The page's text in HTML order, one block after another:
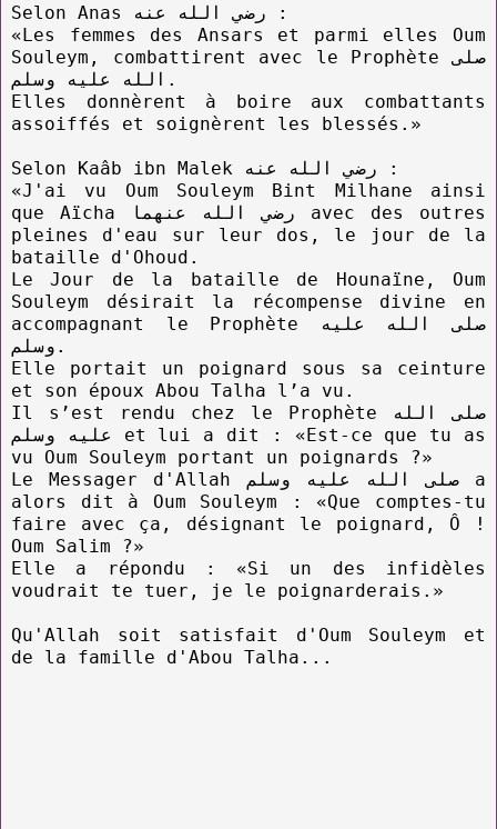
Selon Anas رضي الله عنه :
«Les femmes des Ansars et parmi elles Oum
Souleym, combattirent avec le Prophète صلى
الله عليه وسلم.
Elles donnèrent à boire aux combattants
assoiffés et soignèrent les blessés.»
Selon Kaâb ibn Malek رضي الله عنه :
«J'ai vu Oum Souleym Bint Milhane ainsi
que Aïcha رضي الله عنهما avec des outres
pleines d'eau sur leur dos, le jour de la
bataille d'Ohoud.
Le Jour de la bataille de Hounaïne, Oum
Souleym désirait la récompense divine en
accompagnant le Prophète صلى الله عليه
وسلم.
Elle portait un poignard sous sa ceinture
et son époux Abou Talha l’a vu.
Il s’est rendu chez le Prophète صلى الله
عليه وسلم et lui a dit : «Est-ce que tu as
vu Oum Souleym portant un poignards ?»
Le Messager d'Allah صلى الله عليه وسلم a
alors dit à Oum Souleym : «Que comptes-tu
faire avec ça, désignant le poignard, Ô !
Oum Salim ?»
Elle a répondu : «Si un des infidèles
voudrait te tuer, je le poignarderais.»
Qu'Allah soit satisfait d'Oum Souleym et
de la famille d'Abou Talha...